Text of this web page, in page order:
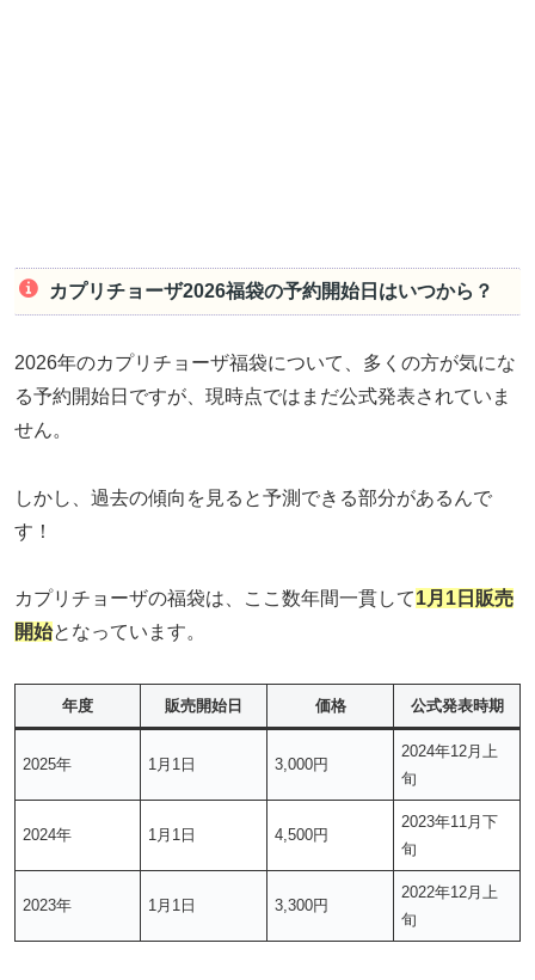
カプリチョーザ2026福袋の予約開始日はいつから？
2026年のカプリチョーザ福袋について、多くの方が気にな
る予約開始日ですが、現時点ではまだ公式発表されていま
せん。
しかし、過去の傾向を見ると予測できる部分があるんで
す！
カプリチョーザの福袋は、ここ数年間一貫して1月1日販売
開始となっています。
年度 販売開始日 価格 公式発表時期
2025年 1月1日 3,000円
2024年12月上
旬
2024年 1月1日 4,500円
2023年11月下
旬
2023年 1月1日 3,300円
2022年12月上
旬